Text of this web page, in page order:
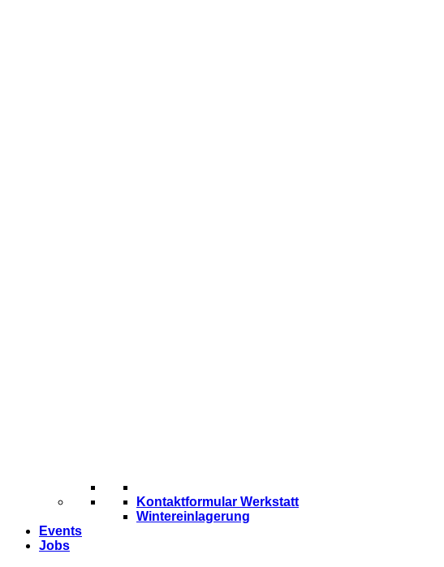
Kontaktformular Werkstatt
Wintereinlagerung
Events
Jobs